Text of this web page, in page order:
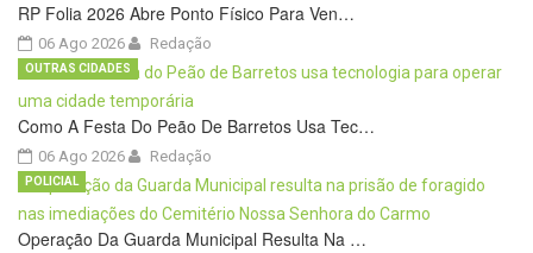
RP Folia 2026 Abre Ponto Físico Para Ven…
06 Ago 2026 Redação
Como A Festa Do Peão De Barretos Usa Tec…
06 Ago 2026
OUTRAS CIDADES
Redação
Operação Da Guarda Municipal Resulta Na …
POLICIAL